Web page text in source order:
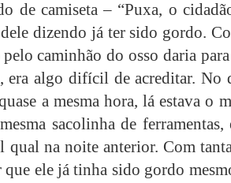
de camiseta – “Puxa, o
dizendo já ter sido gordo.
pelo caminhão do osso daria
era algo difí­cil de acreditar. No
a mesma hora, lá estava o
sacolinha de
qual na noite anterior. Com
que ele já tinha sido gordo